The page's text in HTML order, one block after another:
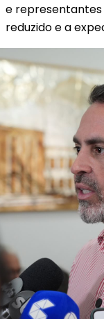
e
reduzido e a